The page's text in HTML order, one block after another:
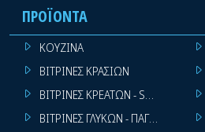
ΠΡΟΪΌΝΤΑ
ΚΟΥΖΙΝΑ
ΒΙΤΡΙΝΕΣ ΚΡΑΣΙΩΝ
ΒΙΤΡΙΝΕΣ ΚΡΕΑΤΩΝ - SUPER MARKET
ΒΙΤΡΙΝΕΣ ΓΛΥΚΩΝ - ΠΑΓΩΤΩΝ